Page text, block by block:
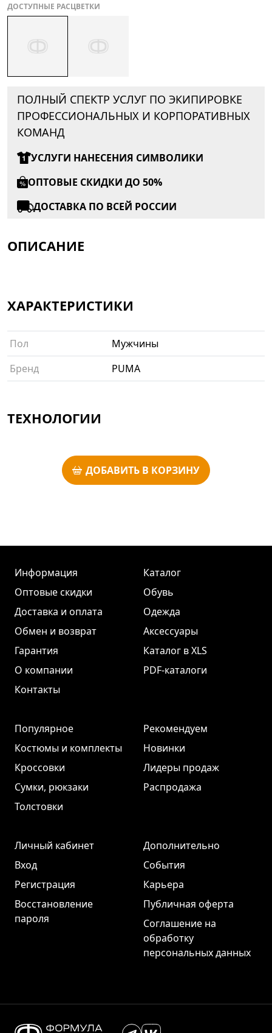
ДОСТУПНЫЕ РАСЦВЕТКИ
ПОЛНЫЙ СПЕКТР УСЛУГ ПО ЭКИПИРОВКЕ
ПРОФЕССИОНАЛЬНЫХ И КОРПОРАТИВНЫХ
КОМАНД
УСЛУГИ НАНЕСЕНИЯ СИМВОЛИКИ
ОПТОВЫЕ СКИДКИ ДО 50%
ДОСТАВКА ПО ВСЕЙ РОССИИ
ОПИСАНИЕ
ХАРАКТЕРИСТИКИ
Пол
Мужчины
Бренд
PUMA
ТЕХНОЛОГИИ
ДОБАВИТЬ В КОРЗИНУ
Информация
Оптовые скидки
Доставка и оплата
Обмен и возврат
Гарантия
О компании
Контакты
Каталог
Обувь
Одежда
Аксессуары
Каталог в XLS
PDF-каталоги
Популярное
Костюмы и комплекты
Кроссовки
Сумки, рюкзаки
Толстовки
Рекомендуем
Новинки
Лидеры продаж
Распродажа
Личный кабинет
Вход
Регистрация
Восстановление
пароля
Дополнительно
События
Карьера
Публичная оферта
Соглашение на
обработку
персональных данных